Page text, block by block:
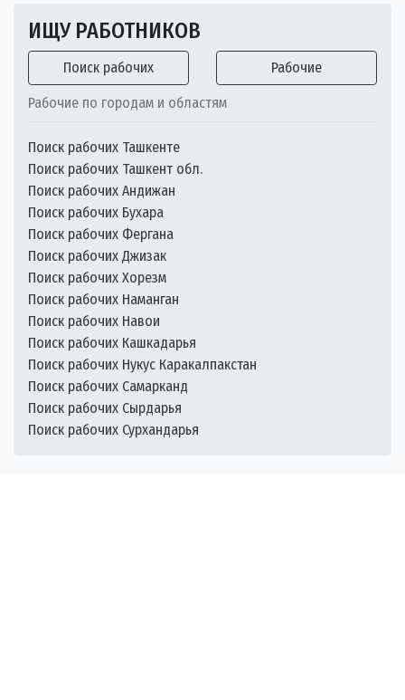
ИЩУ РАБОТНИКОВ
Поиск рабочих Рабочие
Рабочие по городам и областям
Поиск рабочих Ташкенте
Поиск рабочих Ташкент обл.
Поиск рабочих Андижан
Поиск рабочих Бухара
Поиск рабочих Фергана
Поиск рабочих Джизак
Поиск рабочих Хорезм
Поиск рабочих Наманган
Поиск рабочих Навои
Поиск рабочих Кашкадарья
Поиск рабочих Нукус Каракалпакстан
Поиск рабочих Самарканд
Поиск рабочих Сырдарья
Поиск рабочих Сурхандарья